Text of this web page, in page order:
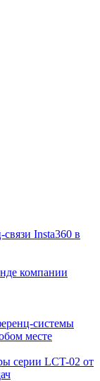
Insta360 в
компании
системы
месте
серии LCT-02 от